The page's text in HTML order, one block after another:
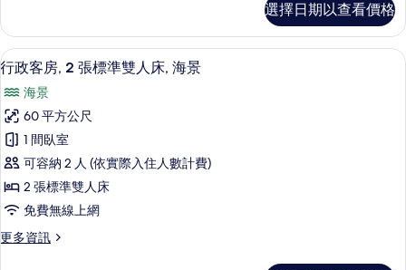
雙
人
床,
海
景
的
所
有
相
片
客
房,
1
張
特
大
雙
人
床,
海
景
的
情
選擇日期以查看價格
顯
示
行
政
客
房,
2
張
標
筆電工作空間、熨斗/熨衣板、免費
5
行政客房, 2 張標準雙人床, 海景
海景
60 平方公尺
1 間臥室
可容納 2 人 (依實際入住人數計費)
2 張標準雙人床
免費無線上網
更多資訊
更